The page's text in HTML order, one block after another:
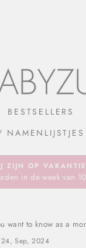
BESTSELLERS
Pause
ZIJN OP
in de week van
want to know as a
24, Sep, 2024